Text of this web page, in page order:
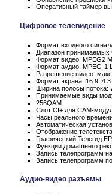
Оперативный таймер
Цифровое телевидение
Формат входного
Диапазон принимаемых
Формат видео: MPEG2
Формат аудио: MPEG-1
Разрешение видео:
Формат экрана: 16:9, 4:3
Ширина полосы потока:
Принимаемые виды
256QAM
Слот CI+ для CAM-
Часы реального
Автоматическая
Отображение
Графический Телегид
Функции домашнего
Запись телепрограмм
Запись телепрограмм
Аудио-видео разъемы